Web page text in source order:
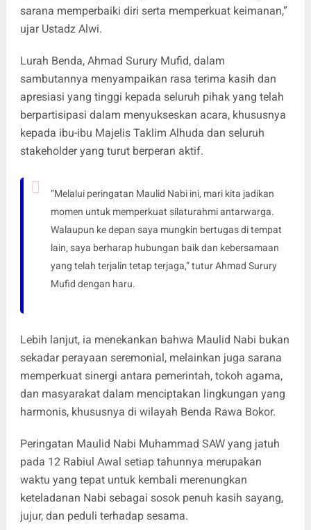
sarana memperbaiki diri serta memperkuat keimanan,”
ujar Ustadz Alwi.
Lurah Benda, Ahmad Surury Mufid, dalam
sambutannya menyampaikan rasa terima kasih dan
apresiasi yang tinggi kepada seluruh pihak yang telah
berpartisipasi dalam menyukseskan acara, khususnya
kepada ibu-ibu Majelis Taklim Alhuda dan seluruh
stakeholder yang turut berperan aktif.
“Melalui peringatan Maulid Nabi ini, mari kita jadikan
momen untuk memperkuat silaturahmi antarwarga.
Walaupun ke depan saya mungkin bertugas di tempat
lain, saya berharap hubungan baik dan kebersamaan
yang telah terjalin tetap terjaga,” tutur Ahmad Surury
Mufid dengan haru.
Lebih lanjut, ia menekankan bahwa Maulid Nabi bukan
sekadar perayaan seremonial, melainkan juga sarana
memperkuat sinergi antara pemerintah, tokoh agama,
dan masyarakat dalam menciptakan lingkungan yang
harmonis, khususnya di wilayah Benda Rawa Bokor.
Peringatan Maulid Nabi Muhammad SAW yang jatuh
pada 12 Rabiul Awal setiap tahunnya merupakan
waktu yang tepat untuk kembali merenungkan
keteladanan Nabi sebagai sosok penuh kasih sayang,
jujur, dan peduli terhadap sesama.